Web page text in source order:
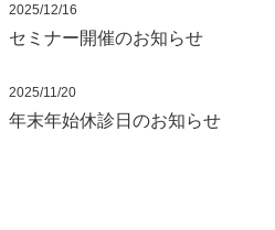
2025/12/16
セミナー開催のお知らせ
2025/11/20
年末年始休診日のお知らせ